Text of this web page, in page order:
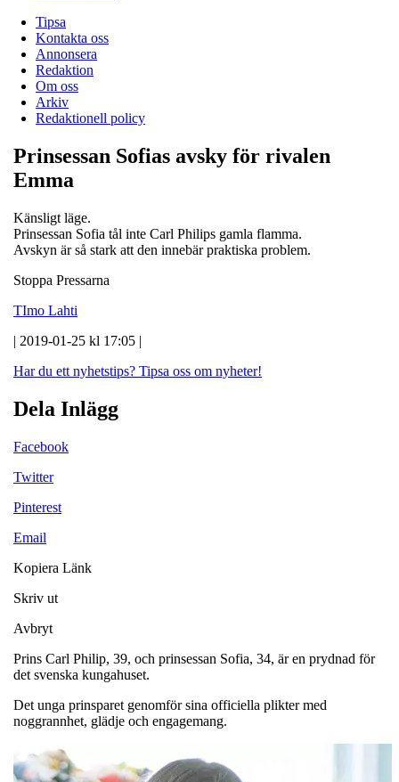
Tipsa
Kontakta oss
Annonsera
Redaktion
Om oss
Arkiv
Redaktionell policy
Prinsessan Sofias avsky för rivalen
Emma
Känsligt läge.
Prinsessan Sofia tål inte Carl Philips gamla flamma.
Avskyn är så stark att den innebär praktiska problem.
Stoppa Pressarna
TImo Lahti
| 2019-01-25 kl 17:05 |
Har du ett nyhetstips? Tipsa oss om nyheter!
Dela Inlägg
Facebook
Twitter
Pinterest
Email
Kopiera Länk
Skriv ut
Avbryt
Prins Carl Philip, 39, och prinsessan Sofia, 34, är en prydnad för
det svenska kungahuset.
Det unga prinsparet genomför sina officiella plikter med
noggrannhet, glädje och engagemang.